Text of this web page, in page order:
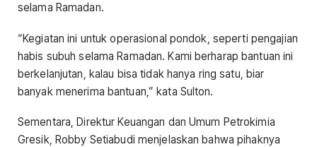
selama Ramadan.
“Kegiatan ini untuk operasional pondok, seperti pengajian
habis subuh selama Ramadan. Kami berharap bantuan ini
berkelanjutan, kalau bisa tidak hanya ring satu, biar
banyak menerima bantuan,” kata Sulton.
Sementara, Direktur Keuangan dan Umum Petrokimia
Gresik, Robby Setiabudi menjelaskan bahwa pihaknya